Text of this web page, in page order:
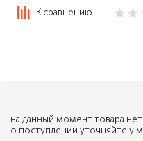
К сравнению
на данный момент товара
о поступлении уточняйте у